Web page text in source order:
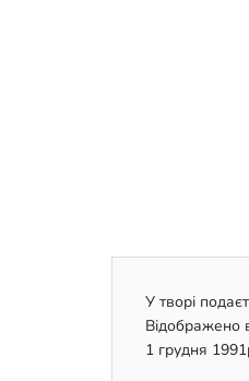
У творі
Відображено
1 грудня